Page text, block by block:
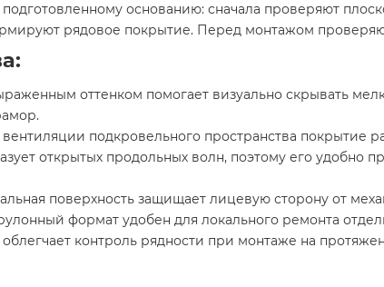
основанию: сначала проверяют
рядовое покрытие. Перед монтажом
оттенком помогает визуально скрывать
подкровельного пространства покрытие
открытых продольных волн, поэтому его удобно
поверхность защищает лицевую сторону от
формат удобен для локального ремонта
контроль рядности при монтаже на